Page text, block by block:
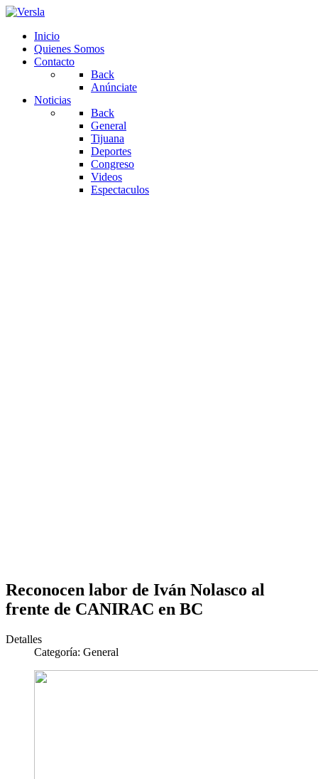
Inicio
Quienes Somos
Contacto
Back
Anúnciate
Noticias
Back
General
Tijuana
Deportes
Congreso
Videos
Espectaculos
Reconocen labor de Iván Nolasco al
frente de CANIRAC en BC
Detalles
Categoría: General